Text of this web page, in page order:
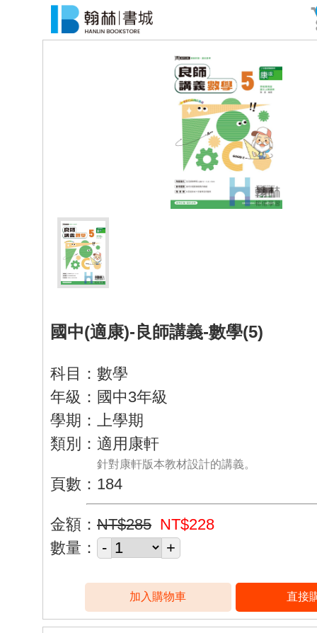
國中(適康)-良師講義-數學(5)
科目：數學
年級：國中3年級
學期：上學期
類別：適用康軒
針對康軒版本教材設計的講義。
頁數：184
金額： NT$285 NT$228
數量：